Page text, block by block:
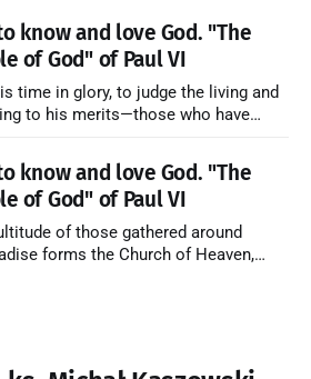
we believe that in this communion
and His saints is
know and love God. "The
of God" of Paul VI
time in glory, to judge the living and
to his merits—those who have
them to the end going to the fire that
know and love God. "The
of God" of Paul VI
of those gathered around
forms the Church of Heaven,
are associated with the holy